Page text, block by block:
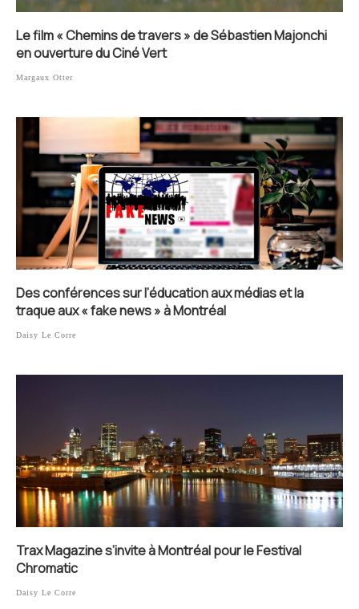
Le film « Chemins de travers » de Sébastien Majonchi
en ouverture du Ciné Vert
Margaux Otter
Des conférences sur l’éducation aux médias et la
traque aux « fake news » à Montréal
Daisy Le Corre
Trax Magazine s’invite à Montréal pour le Festival
Chromatic
Daisy Le Corre